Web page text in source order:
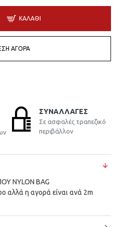
ΚΑΛΆΘΙ
ΑΓΟΡΆ
ΣΥΝΑΛΛΑΓΈΣ
Σε ασφαλές τραπεζικό
περιβάλλον
NYLON BAG
αλλά η αγορά είναι ανά 2m